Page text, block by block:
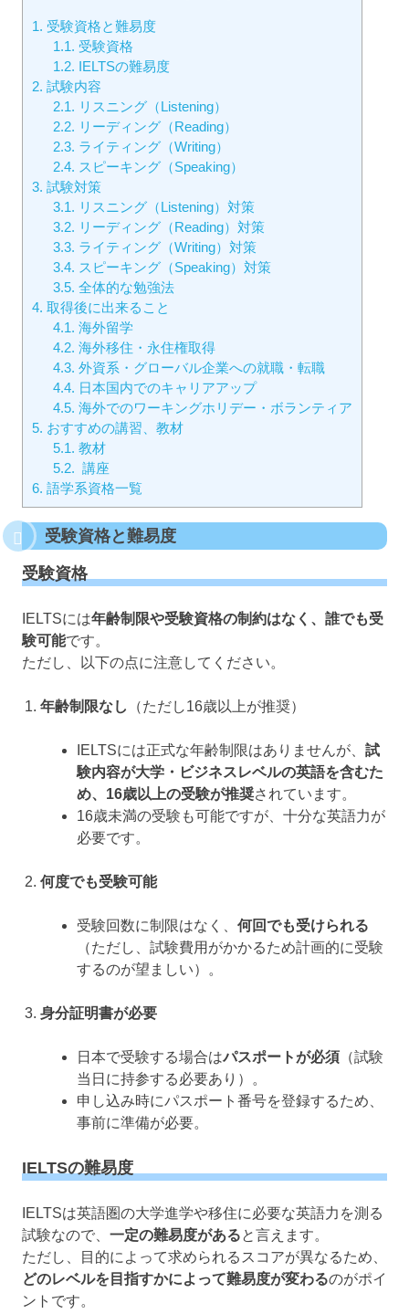
1. 受験資格と難易度
1.1. 受験資格
1.2. IELTSの難易度
2. 試験内容
2.1. リスニング（Listening）
2.2. リーディング（Reading）
2.3. ライティング（Writing）
2.4. スピーキング（Speaking）
3. 試験対策
3.1. リスニング（Listening）対策
3.2. リーディング（Reading）対策
3.3. ライティング（Writing）対策
3.4. スピーキング（Speaking）対策
3.5. 全体的な勉強法
4. 取得後に出来ること
4.1. 海外留学
4.2. 海外移住・永住権取得
4.3. 外資系・グローバル企業への就職・転職
4.4. 日本国内でのキャリアアップ
4.5. 海外でのワーキングホリデー・ボランティア
5. おすすめの講習、教材
5.1. 教材
5.2. 講座
6. 語学系資格一覧
受験資格と難易度
受験資格
IELTSには年齢制限や受験資格の制約はなく、誰でも受
験可能です。
ただし、以下の点に注意してください。
年齢制限なし （ただし16歳以上が推奨）
IELTSには正式な年齢制限はありませんが、 試
験内容が大学・ビジネスレベルの英語を含むた
め、16歳以上の受験が推奨されています。
16歳未満の受験も可能ですが、十分な英語力が
必要です。
何度でも受験可能
受験回数に制限はなく、 何回でも受けられる
（ただし、試験費用がかかるため計画的に受験
するのが望ましい）。
身分証明書が必要
日本で受験する場合はパスポートが必須 （試験
当日に持参する必要あり）。
申し込み時にパスポート番号を登録するため、
事前に準備が必要。
IELTSの難易度
IELTSは英語圏の大学進学や移住に必要な英語力を測る
試験なので、 一定の難易度があると言えます。
ただし、目的によって求められるスコアが異なるため、
どのレベルを目指すかによって難易度が変わるのがポイ
ントです。